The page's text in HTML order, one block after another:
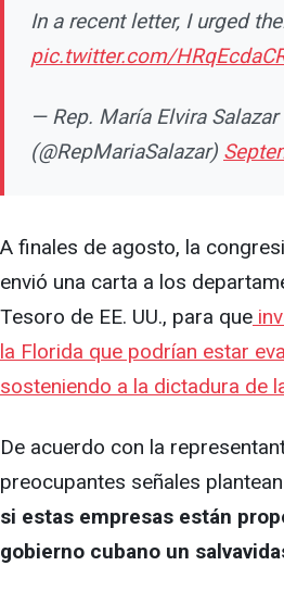
In a recent letter, I urged
pic.twitter.com/
— Rep. María Elvira Salazar
(@RepMariaSalazar)
A finales de agosto, la
envió una carta a los
Tesoro de EE. UU., para que
la Florida que podrían estar
sosteniendo a la dictadura de
De acuerdo con la
preocupantes señales
si estas empresas están
gobierno cubano un